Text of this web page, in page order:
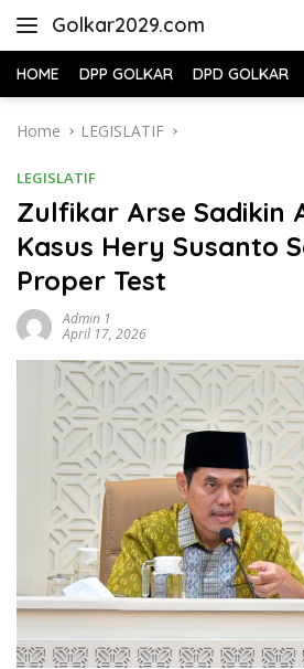
Golkar2029.com
HOME DPP GOLKAR DPD GOLKAR
Home LEGISLATIF
LEGISLATIF
Zulfikar Arse Sadikin
Kasus Hery Susanto
Proper Test
Admin 1
April 17, 2026